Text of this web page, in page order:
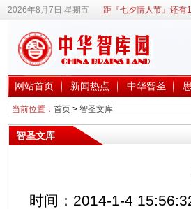
2026年8月7日 星期五 距『七夕情人节』还有
网站首页 新闻热点 中华智圣
当前位置： 首页> 智圣文库
智圣文库
时间：2014-1-4